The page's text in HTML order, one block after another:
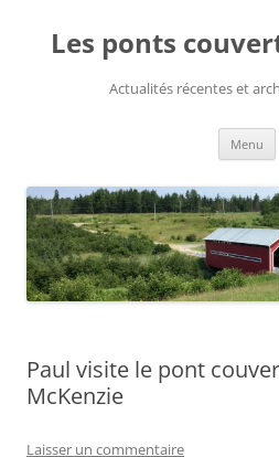
contenu
Les ponts
Actualités récentes et
Menu
Paul visite le pont
McKenzie
Laisser un commentaire